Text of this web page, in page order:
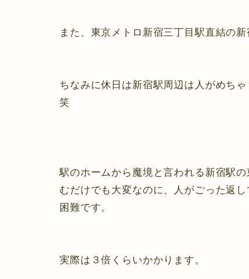
また、東京メトロ新宿三丁目駅直結の
ちなみに休日は新宿駅周辺は人がめち
笑
駅のホームから魔境と言われる新宿駅
むだけでも大変なのに、人がごった返
困難です。
実際は３倍くらいかかります。